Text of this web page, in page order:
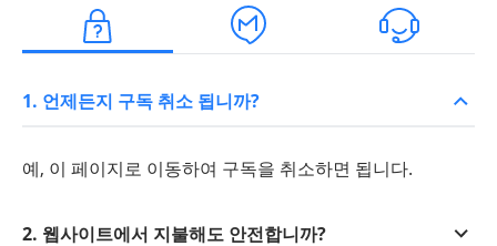
1. 언제든지 구독 취소 됩니까?
예, 이 페이지로 이동하여 구독을 취소하면 됩니다.
2. 웹사이트에서 지불해도 안전합니까?